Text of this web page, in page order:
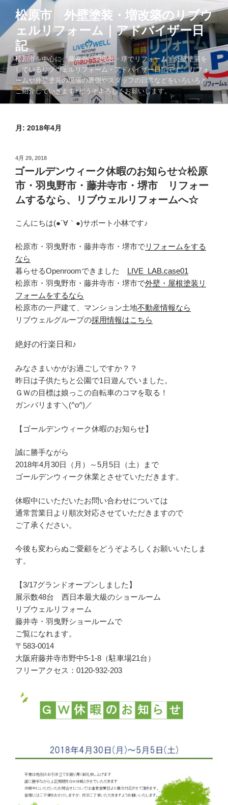
テ
ツ
へ
キ
ッ
松原市 外壁塗装・増改築のリブウ
ェルリフォーム｜アドバイザー日
記
松原市を中心に、藤井寺・羽曳野・堺でリフォーム・外壁塗装を
しているリブウェルリフォーム・アドバイザー日記です。 リフォ
ームや外壁塗装の現場の裏側やスタッフの日常などをいろいろと
ご紹介していきます♪どうぞよろしくお願いします。
月: 2018年4月
投
日:
4月 29, 2018
ゴールデンウィーク休暇のお知らせ☆松原
市・羽曳野市・藤井寺市・堺市 リフォー
ムするなら、リブウェルリフォームへ☆
こんにちは(●´∀｀●)サポート小林です♪
松原市・羽曳野市・藤井寺市・堺市でリフォームをする
なら
暮らせるOpenroomできました LIVE_LAB.case01
松原市・羽曳野市・藤井寺市・堺市で外壁・屋根塗装リ
フォームをするなら
松原市の一戸建て、マンション土地不動産情報なら
リブウェルグループの採用情報はこちら
絶好の行楽日和♪
みなさまいかがお過ごしですか？？
昨日は子供たちと公園で1日遊んでいました。
ＧＷの目標は娘っこの自転車のコマを取る！
ガンバリます＼(^o^)／
【ゴールデンウィーク休暇のお知らせ】
誠に勝手ながら
2018年4月30日（月）～5月5日（土）まで
ゴールデンウィーク休業とさせていただきます。
休暇中にいただいたお問い合わせについては
通常営業日より順次対応させていただきますので
ご了承ください。
今後も変わらぬご愛顧をどうぞよろしくお願いいたしま
す。
【3/17グランドオープンしました】
展示数48台 西日本最大級のショールーム
リブウェルリフォーム
藤井寺・羽曳野ショールームで
ご覧になれます。
〒583-0014
大阪府藤井寺市野中5-1-8（駐車場21台）
フリーアクセス：0120-932-203